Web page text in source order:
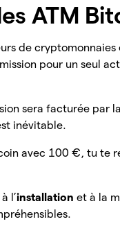
ATM
de cryptomonnaies
pour un seul
sera facturée par la
inévitable.
avec 100 €, tu te
l’installation et à la